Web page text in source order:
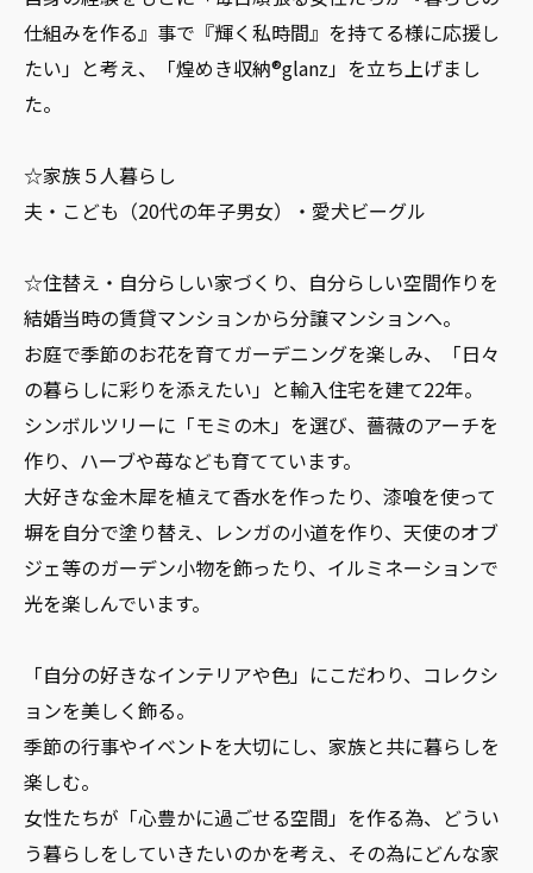
仕組みを作る』事で『輝く私時間』を持てる様に応援し
たい」と考え、「煌めき収納®glanz」を立ち上げまし
た。
☆家族５人暮らし
夫・こども（20代の年子男女）・愛犬ビーグル
☆住替え・自分らしい家づくり、自分らしい空間作りを
結婚当時の賃貸マンションから分譲マンションへ。
お庭で季節のお花を育てガーデニングを楽しみ、「日々
の暮らしに彩りを添えたい」と輸入住宅を建て22年。
シンボルツリーに「モミの木」を選び、薔薇のアーチを
作り、ハーブや苺なども育てています。
大好きな金木犀を植えて香水を作ったり、漆喰を使って
塀を自分で塗り替え、レンガの小道を作り、天使のオブ
ジェ等のガーデン小物を飾ったり、イルミネーションで
光を楽しんでいます。
「自分の好きなインテリアや色」にこだわり、コレクシ
ョンを美しく飾る。
季節の行事やイベントを大切にし、家族と共に暮らしを
楽しむ。
女性たちが「心豊かに過ごせる空間」を作る為、どうい
う暮らしをしていきたいのかを考え、その為にどんな家